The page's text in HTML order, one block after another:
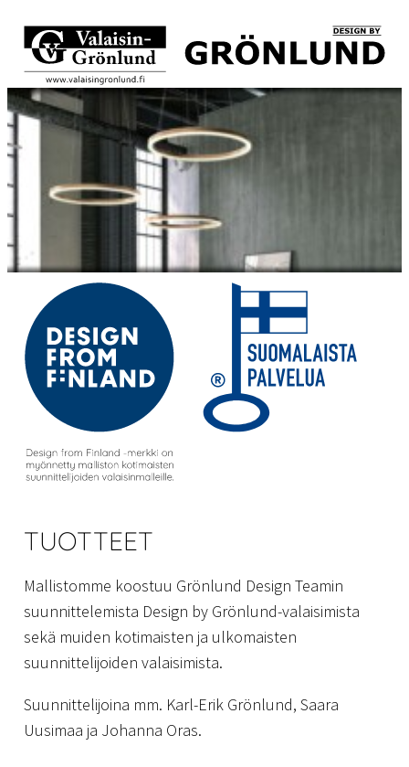
TUOTTEET
Mallistomme koostuu Grönlund Design Teamin
suunnittelemista Design by Grönlund-valaisimista
sekä muiden kotimaisten ja ulkomaisten
suunnittelijoiden valaisimista.
Suunnittelijoina mm. Karl-Erik Grönlund, Saara
Uusimaa ja Johanna Oras.